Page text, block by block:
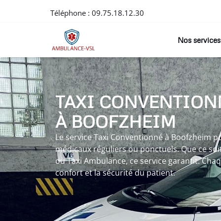
Téléphone : 09.75.18.12.30
Nos services
TAXI
À BOOFZHEIM
Le service Taxi Conventionné à Boofzheim
médicaux réguliers ou ponctuels. Que ce
ou Taxi Ambulance, ce service garantit.
confort et la sécurité du patient.